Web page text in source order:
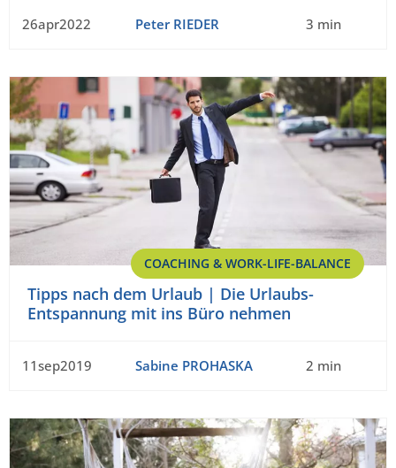
26apr2022 Peter RIEDER 3 min
COACHING & WORK-LIFE-BALANCE
Tipps nach dem Urlaub | Die Urlaubs-
Entspannung mit ins Büro nehmen
11sep2019 Sabine PROHASKA 2 min